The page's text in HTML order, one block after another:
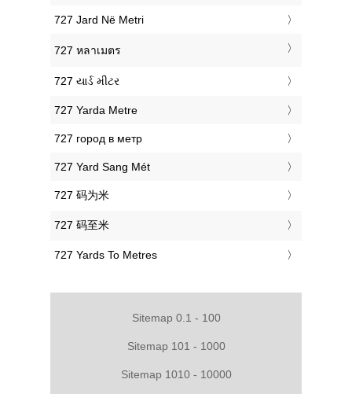
‎727 Jard Në Metri
‎727 หลาเมตร
‎727 યાર્ડ મીટર
‎727 Yarda Metre
‎727 город в метр
‎727 Yard Sang Mét
‎727 码为米
‎727 码至米
‎727 Yards To Metres
Sitemap 0.1 - 100
Sitemap 101 - 1000
Sitemap 1010 - 10000